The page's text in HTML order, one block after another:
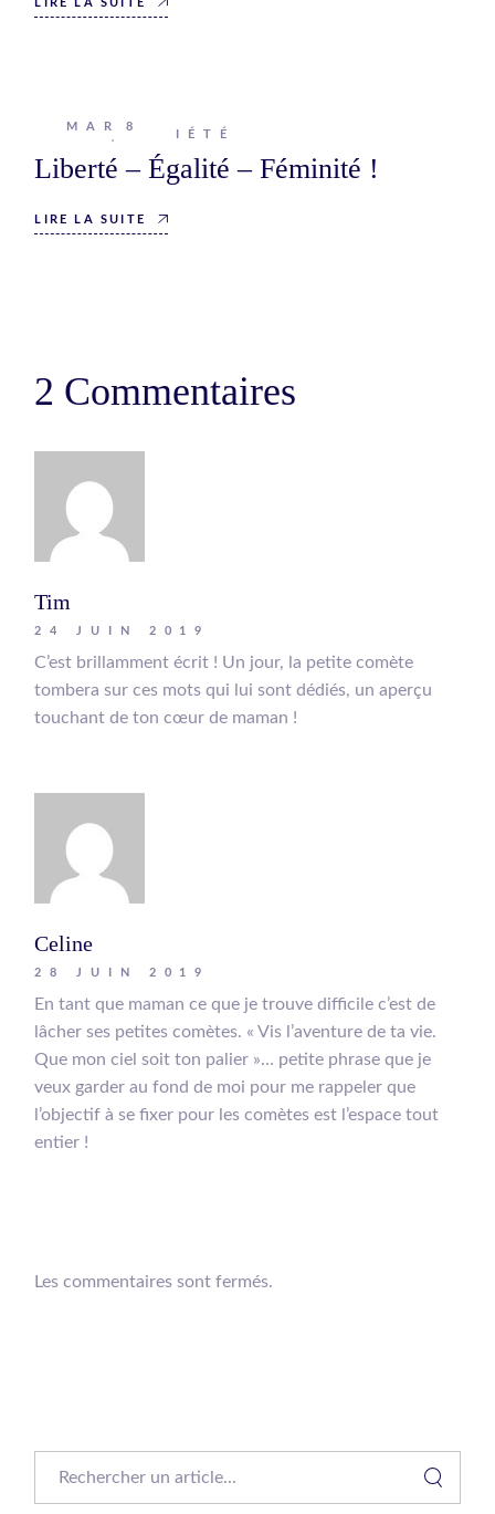
LIRE LA SUITE
MAR 8
Johanna SOCIÉTÉ
Liberté – Égalité – Féminité !
LIRE LA SUITE
2 Commentaires
Tim
24 JUIN 2019
C’est brillamment écrit ! Un jour, la petite comète
tombera sur ces mots qui lui sont dédiés, un aperçu
touchant de ton cœur de maman !
Celine
28 JUIN 2019
En tant que maman ce que je trouve difficile c’est de
lâcher ses petites comètes. « Vis l’aventure de ta vie.
Que mon ciel soit ton palier »… petite phrase que je
veux garder au fond de moi pour me rappeler que
l’objectif à se fixer pour les comètes est l’espace tout
entier !
Les commentaires sont fermés.